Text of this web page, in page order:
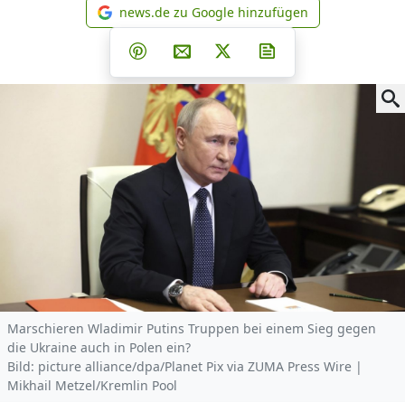
news.de zu Google
news.de zu Google hinzufügen
Teilen auf Facebook
Teilen auf Whatsapp
Teilen auf Telegram
Teilen auf Pinterest
Per E-Mail teilen
Post auf X
Marschieren Wladimir Putins Truppen bei einem Sieg gegen
die Ukraine auch in Polen ein?
Bild: picture alliance/dpa/Planet Pix via ZUMA Press Wire |
Mikhail Metzel/Kremlin Pool